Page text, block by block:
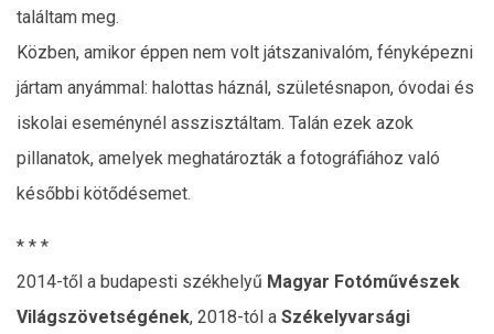
találtam meg.
Közben, amikor éppen nem volt játszanivalóm, fényképezni
jártam anyámmal: halottas háznál, születésnapon, óvodai és
iskolai eseménynél asszisztáltam. Talán ezek azok
pillanatok, amelyek meghatározták a fotográfiához való
későbbi kötődésemet.
* * *
2014-től a budapesti székhelyű Magyar Fotóművészek
Világszövetségének, 2018-tól a Székelyvarsági